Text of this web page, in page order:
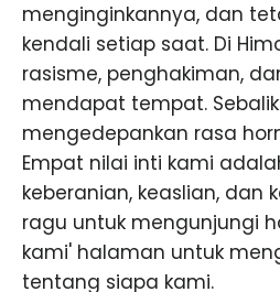
menginginkannya, dan
kendali setiap saat. Di
rasisme, penghakiman,
mendapat tempat.
mengedepankan rasa
Empat nilai inti kami
keberanian, keaslian, dan
ragu untuk mengunjungi
kami' halaman untuk
tentang siapa kami.